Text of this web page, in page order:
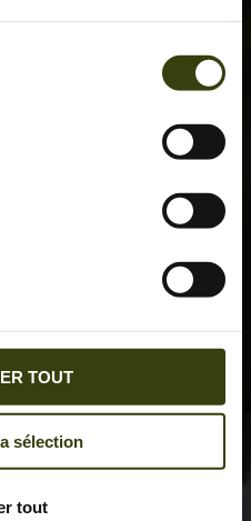
TOUT
sélection
tout